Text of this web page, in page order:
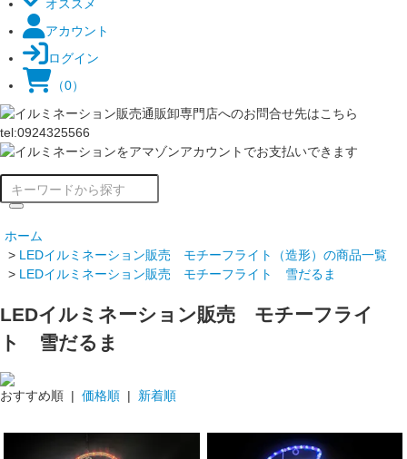
オススメ
アカウント
ログイン
（0）
ホーム
> LEDイルミネーション販売 モチーフライト（造形）の商品一覧
> LEDイルミネーション販売 モチーフライト 雪だるま
LEDイルミネーション販売 モチーフライ
ト 雪だるま
おすすめ順 | 価格順 | 新着順